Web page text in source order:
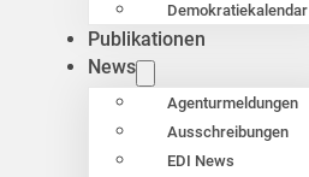
Demokratiekalendar
Publikationen
News
Agenturmeldungen
Ausschreibungen
EDI News